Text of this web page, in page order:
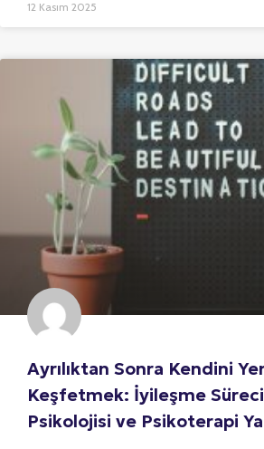
12 Kasım 2025
Ayrılıktan Sonra Kendini
Keşfetmek: İyileşme
Psikolojisi ve Psikoterapi